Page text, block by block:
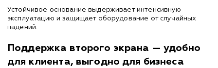
Устойчивое основание выдерживает интенсивную
эксплуатацию и защищает оборудование от случайных
падений.
Поддержка второго экрана — удобно
для клиента, выгодно для бизнеса